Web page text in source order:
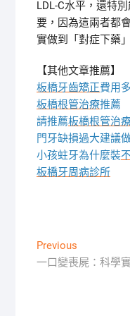
LDL-C水平，還特
要，因為這兩者都
實做到「對症下藥
【其他文章推薦】
板橋牙齒矯正費用
板橋根管治療推薦
請推薦板橋根管治
門牙缺損過大建議
小孩蛀牙為什麼裝
板橋牙周病診所
文
章
Previous
post:
一口變喪屍：科學